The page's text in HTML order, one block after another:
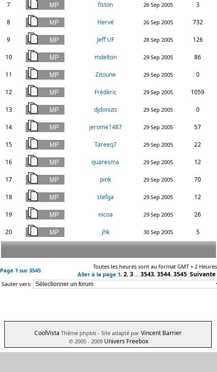
7 fiston 26 Sep 2005 3
8 Hervé 26 Sep 2005 732
9 Jeff UF 28 Sep 2005 126
10 mdelton 29 Sep 2005 86
11 Zitoune 29 Sep 2005 0
12 Frédéric 29 Sep 2005 1059
13 djdonuts 29 Sep 2005 0
14 jerome1487 29 Sep 2005 57
15 Tareeq7 29 Sep 2005 22
16 quaresma 29 Sep 2005 12
17 pink 29 Sep 2005 70
18 stefga 29 Sep 2005 12
19 nicoa 29 Sep 2005 26
20 jhk 30 Sep 2005 5
Page 1 sur 3545
Toutes les heures sont au format GMT + 2 Heures
Aller à la page 1, 2, 3 ... 3543, 3544, 3545 Suivante
Sauter vers:
CoolVista Thème phpbb - Site adapté par Vincent Barrier
© 2005 - 2009 Univers Freebox